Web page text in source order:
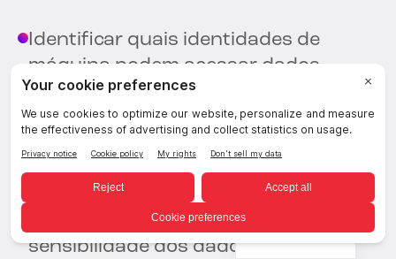
Identificar quais identidades de
máquina podem acessar dados
sensíveis.
não humanas
Priorizar a exposição com base na
sensibilidade dos dados.
Portuguese